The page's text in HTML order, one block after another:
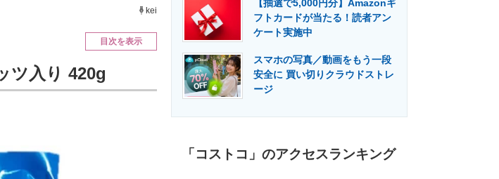
kei
目次を表示
ツ入り 420g
【抽選で5,000円分】Amazonギ
フトカードが当たる！読者アン
ケート実施中
スマホの写真／動画をもう一段
安全に 買い切りクラウドストレ
ージ
「コストコ」のアクセスランキング